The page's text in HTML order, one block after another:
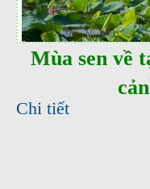
Mùa sen về
Chi tiết